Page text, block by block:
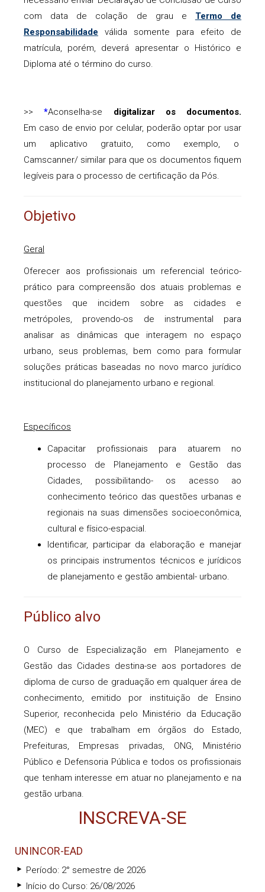
com data de colação de grau e Termo de
Responsabilidade válida somente para efeito de
matrícula, porém, deverá apresentar o Histórico e
Diploma até o término do curso.
>>*Aconselha-se digitalizar os documentos.
Em caso de envio por celular, poderão optar por usar
um aplicativo gratuito, como exemplo, o
Camscanner/ similar para que os documentos fiquem
legíveis para o processo de certificação da Pós.
Objetivo
Geral
Oferecer aos profissionais um referencial teórico-
prático para compreensão dos atuais problemas e
questões que incidem sobre as cidades e
metrópoles, provendo-os de instrumental para
analisar as dinâmicas que interagem no espaço
urbano, seus problemas, bem como para formular
soluções práticas baseadas no novo marco jurídico
institucional do planejamento urbano e regional.
Específicos
Capacitar profissionais para atuarem no
processo de Planejamento e Gestão das
Cidades, possibilitando- os acesso ao
conhecimento teórico das questões urbanas e
regionais na suas dimensões socioeconômica,
cultural e físico-espacial.
Identificar, participar da elaboração e manejar
os principais instrumentos técnicos e jurídicos
de planejamento e gestão ambiental- urbano.
Público alvo
O Curso de Especialização em Planejamento e
Gestão das Cidades destina-se aos portadores de
diploma de curso de graduação em qualquer área de
conhecimento, emitido por instituição de Ensino
Superior, reconhecida pelo Ministério da Educação
(MEC) e que trabalham em órgãos do Estado,
Prefeituras, Empresas privadas, ONG, Ministério
Público e Defensoria Pública e todos os profissionais
que tenham interesse em atuar no planejamento e na
gestão urbana.
INSCREVA-SE
UNINCOR-EAD
Período: 2° semestre de 2026
Início do Curso: 26/08/2026